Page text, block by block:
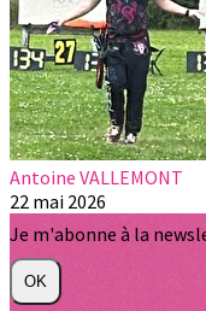
Antoine VALLEMONT
22 mai 2026
Je m'abonne à la
OK